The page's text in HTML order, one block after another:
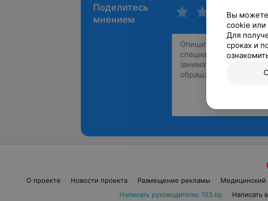
Поделитесь
мнением
О проекте Новости проекта Размещение рекламы Медицинский
Написать руководителю 103.by
Написать
Вы можете
cookie или
Для
сроках и